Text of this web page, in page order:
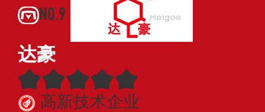
NO.9
达豪
高新技术企业